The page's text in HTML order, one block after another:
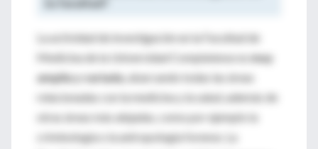
La actividad de investigación en la Facultad de
Medicina de la Universidad Complutense esmuy
amplia y variada, abarcando todas las áreas
relacionadas con la medicina y la salud, además de
otras áreas más alejadas, como por ejemplo la
criminología o la antropología forense. La